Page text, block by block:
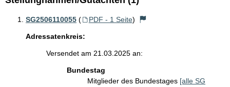
SG2506110055 ( PDF - 1 Seite)
Adressatenkreis:
Versendet am 21.03.2025 an:
Bundestag
Mitglieder des Bundestages [alle SG